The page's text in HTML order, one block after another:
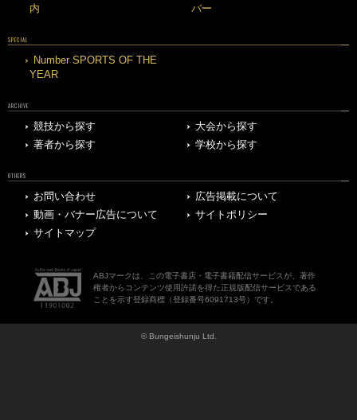
内
バー
SPECIAL
Number SPORTS OF THE
YEAR
ARCHIVE
競技から探す
大会から探す
著者から探す
学校から探す
OTHERS
お問い合わせ
広告掲載について
動画・バナー広告について
サイトポリシー
サイトマップ
ABJマークは、この電子書店・電子書籍配信サービスが、著作
権者からコンテンツ使用許諾を得た正規版配信サービスである
ことを示す登録商標（登録番号6091713号）です。
© Bungeishunju Ltd.